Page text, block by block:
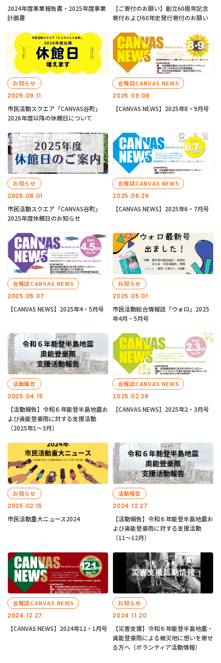
2024年度事業報告書・2025年度事業
計画書
【ご寄付のお願い】創立60周年記念
寄付および60年史発行寄付のお願い
2025.09.11
お知らせ
市民活動スクエア「CANVAS谷町」
2026年度以降の休館日について
2025.09.08
会報誌CANVAS NEWS
【CANVAS NEWS】2025年8・9月号
2025.08.01
お知らせ
市民活動スクエア「CANVAS谷町」
2025年度休館日のお知らせ
2025.06.26
会報誌CANVAS NEWS
【CANVAS NEWS】2025年6・7月号
2025.05.07
会報誌CANVAS NEWS
【CANVAS NEWS】2025年4・5月号
2025.05.01
お知らせ
市民活動総合情報誌「ウォロ」2025
年4月・5月号
2025.04.15
活動報告
【活動報告】令和６年能登半島地震お
よび奥能登豪雨に対する支援活動
（2025年1〜3月）
2025.02.28
会報誌CANVAS NEWS
【CANVAS NEWS】2025年2・3月号
2025.02.15
お知らせ
市民活動重大ニュース2024
2024.12.27
活動報告
【活動報告】令和６年能登半島地震お
よび奥能登豪雨に対する支援活動
（11〜12月）
2024.12.27
会報誌CANVAS NEWS
【CANVAS NEWS】2024年12・1月号
2024.11.20
お知らせ
【災害支援】令和６年能登半島地震・
奥能登豪雨による被災地に想いを寄せ
る方へ（ボランティア活動情報）